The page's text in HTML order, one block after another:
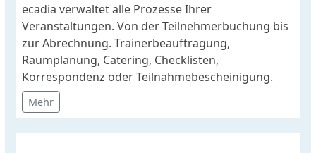
ecadia verwaltet alle Prozesse Ihrer
Veranstaltungen. Von der Teilnehmerbuchung bis
zur Abrechnung. Trainerbeauftragung,
Raumplanung, Catering, Checklisten,
Korrespondenz oder Teilnahmebescheinigung.
Mehr